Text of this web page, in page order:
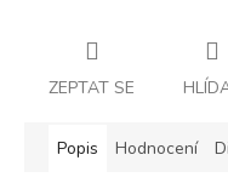
ZEPTAT SE
Popis Hodnocení